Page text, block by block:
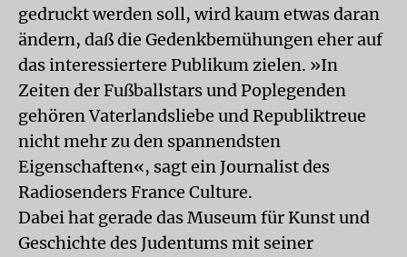
gedruckt werden soll, wird kaum etwas daran
ändern, daß die Gedenkbemühungen eher auf
das interessiertere Publikum zielen. »In
Zeiten der Fußballstars und Poplegenden
gehören Vaterlandsliebe und Republiktreue
nicht mehr zu den spannendsten
Eigenschaften«, sagt ein Journalist des
Radiosenders France Culture.
Dabei hat gerade das Museum für Kunst und
Geschichte des Judentums mit seiner